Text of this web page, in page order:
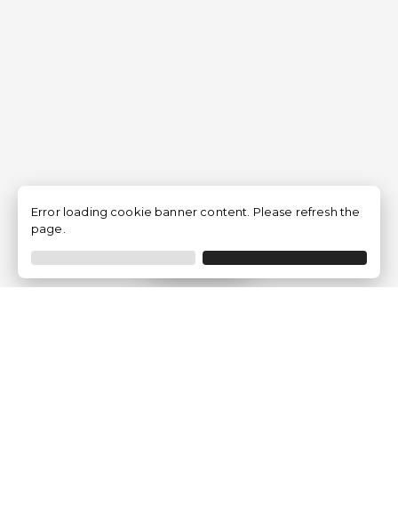
Filtro
Error loading cookie banner content. Please refresh the
page.